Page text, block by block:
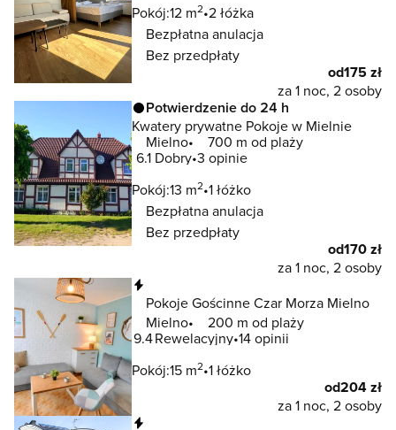
Pokój:12 m2 2 łóżka
Bezpłatna anulacja
Bez przedpłaty
od175 zł
za 1 noc, 2 osoby
Potwierdzenie do 24 h
Kwatery prywatne Pokoje w Mielnie
Mielno
700 m od plaży
6.1 Dobry 3 opinie
Pokój:13 m2 1 łóżko
Bezpłatna anulacja
Bez przedpłaty
od170 zł
za 1 noc, 2 osoby
Pokoje Gościnne Czar Morza Mielno
Mielno
200 m od plaży
9.4Rewelacyjny 14 opinii
Pokój:15 m2 1 łóżko
od204 zł
za 1 noc, 2 osoby